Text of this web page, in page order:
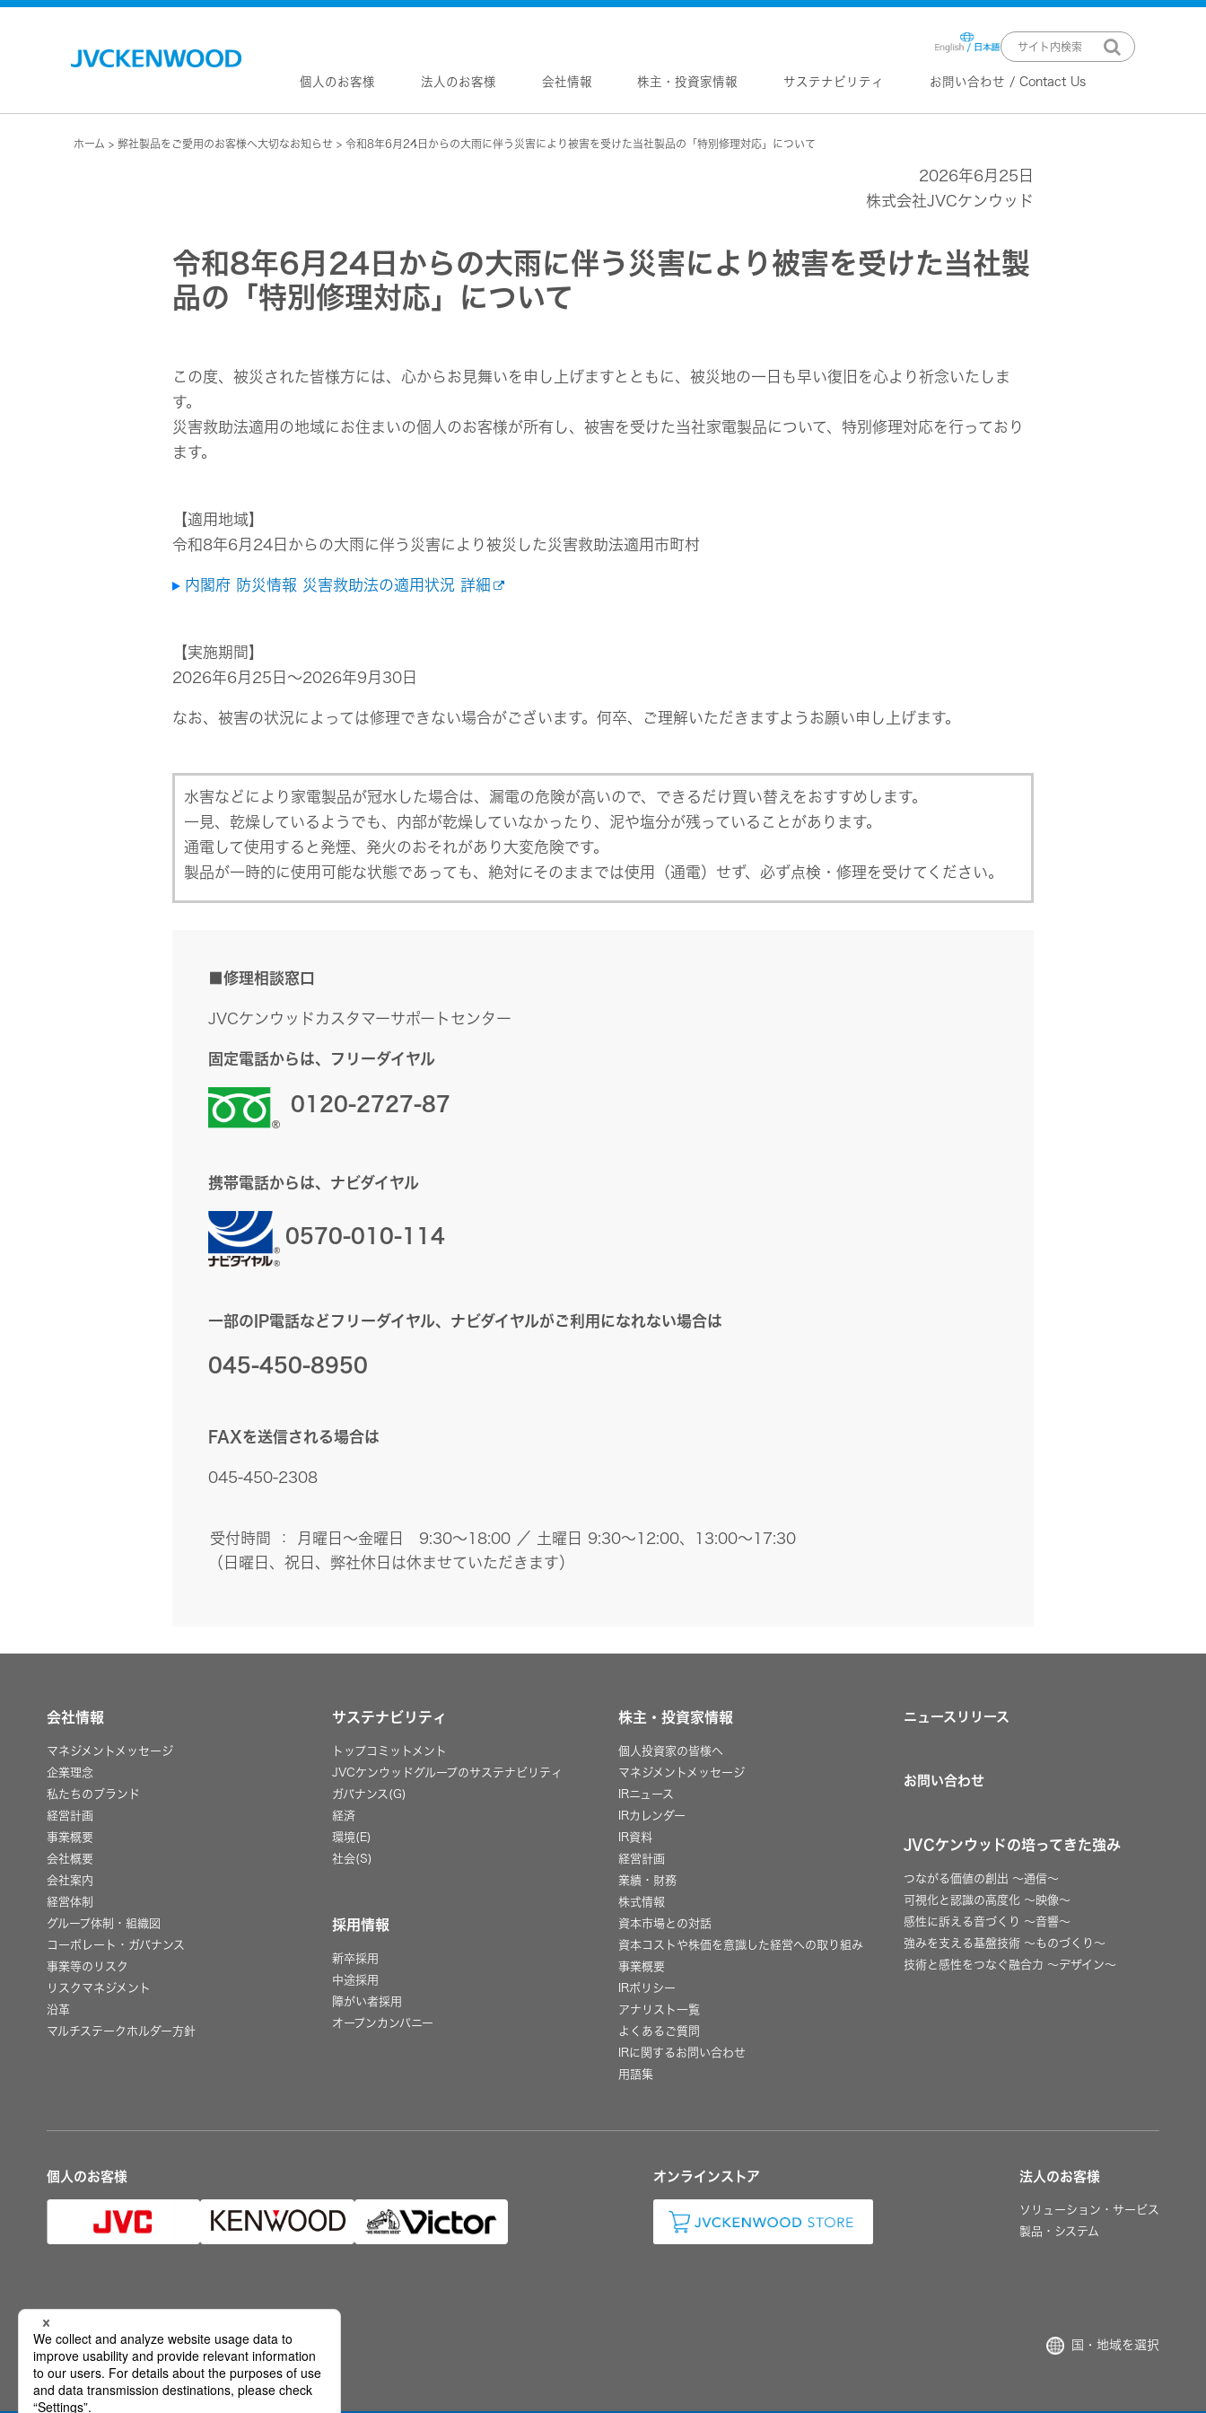
個人のお客様
ドライブレコーダー
ヘッドホン・イヤホン
ワイヤレススピーカー
カー用品
(カーナビ、ドライブレコーダー、
カーオーディオ)
オーディオ
ポータブル電源
プロジェクター
オーディオコンポ
ワイヤレススピーカー
オルゴール
K2 TECHNOLOGY
音源のデジタル化における高音質
化情報処理技術
個人のお客様 トップ
法人のお客様 会社情報
会社情報
経営計画
事業概要
会社概要
コーポレートガバナンス
リスクマネジメント
採用情報
オープンカンパニー
株主・投資家情報
株主・投資家情報
IRカレンダー
IR資料
業績・財務
資本コストや株価を意識した経営への取り
事業概要
用語集
サステナビリティ
サステナビリティ
経済
環境(E)
社会(S)
お問い合わせ / Contact Us
ホーム 弊社製品をご愛用のお客様へ大切なお知らせ 令和8年6月24日からの大雨に伴う災害により被害を受けた当社製品の「特別修理対応」について
2026年6月25日
株式会社JVCケンウッド
令和8年6月24日からの大雨に伴う災害により被害を受けた当社製
品の「特別修理対応」について
この度、被災された皆様方には、心からお見舞いを申し上げますとともに、被災地の一日も早い復旧を心より祈念いたしま
す。
災害救助法適用の地域にお住まいの個人のお客様が所有し、被害を受けた当社家電製品について、特別修理対応を行っており
ます。
【適用地域】
令和8年6月24日からの大雨に伴う災害により被災した災害救助法適用市町村
内閣府 防災情報 災害救助法の適用状況 詳細
【実施期間】
2026年6月25日～2026年9月30日
なお、被害の状況によっては修理できない場合がございます。何卒、ご理解いただきますようお願い申し上げます。
水害などにより家電製品が冠水した場合は、漏電の危険が高いので、できるだけ買い替えをおすすめします。
一見、乾燥しているようでも、内部が乾燥していなかったり、泥や塩分が残っていることがあります。
通電して使用すると発煙、発火のおそれがあり大変危険です。
製品が一時的に使用可能な状態であっても、絶対にそのままでは使用（通電）せず、必ず点検・修理を受けてください。
■修理相談窓口
JVCケンウッドカスタマーサポートセンター
固定電話からは、フリーダイヤル
0120-2727-87
携帯電話からは、ナビダイヤル
0570-010-114
一部のIP電話などフリーダイヤル、ナビダイヤルがご利用になれない場合は
045-450-8950
FAXを送信される場合は
045-450-2308
受付時間 ： 月曜日～金曜日 9:30～18:00 ／ 土曜日 9:30～12:00、13:00～17:30
（日曜日、祝日、弊社休日は休ませていただきます）
会社情報
マネジメントメッセージ
企業理念
私たちのブランド
経営計画
事業概要
会社概要
会社案内
経営体制
グループ体制・組織図
コーポレート・ガバナンス
事業等のリスク
リスクマネジメント
沿革
マルチステークホルダー方針
サステナビリティ
トップコミットメント
JVCケンウッドグループのサステナビリティ
ガバナンス(G)
経済
環境(E)
社会(S)
採用情報
新卒採用
中途採用
障がい者採用
オープンカンパニー
株主・投資家情報
個人投資家の皆様へ
マネジメントメッセージ
IRニュース
IRカレンダー
IR資料
経営計画
業績・財務
株式情報
資本市場との対話
資本コストや株価を意識した経営への取り組み
事業概要
IRポリシー
アナリスト一覧
よくあるご質問
IRに関するお問い合わせ
用語集
ニュースリリース
お問い合わせ
JVCケンウッドの培ってきた強み
つながる価値の創出 〜通信〜
可視化と認識の高度化 〜映像〜
感性に訴える音づくり 〜音響〜
強みを支える基盤技術 〜ものづくり〜
技術と感性をつなぐ融合力 〜デザイン〜
個人のお客様 オンラインストア 法人のお客様
ソリューション・サービス
製品・システム
国・地域を選択